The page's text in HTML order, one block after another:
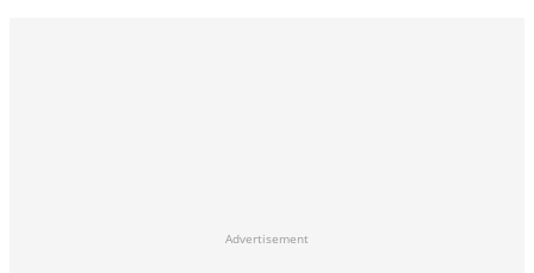
Advertisement